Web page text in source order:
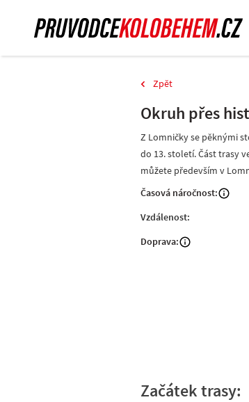
Zpět
Vzdálenost:
Okruh přes
Doprava:
Časová náročnost:
Z Lomničky se pěknými
do 13. století. Část trasy
můžete především v
Začátek trasy: